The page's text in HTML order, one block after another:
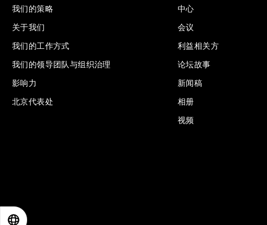
我们的策略
关于我们
我们的工作方式
我们的领导团队与组织治理
影响力
北京代表处
中心
会议
利益相关方
论坛故事
新闻稿
相册
视频